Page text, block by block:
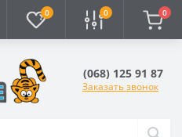
0 0 0
(068) 125 91 87
Заказать звонок